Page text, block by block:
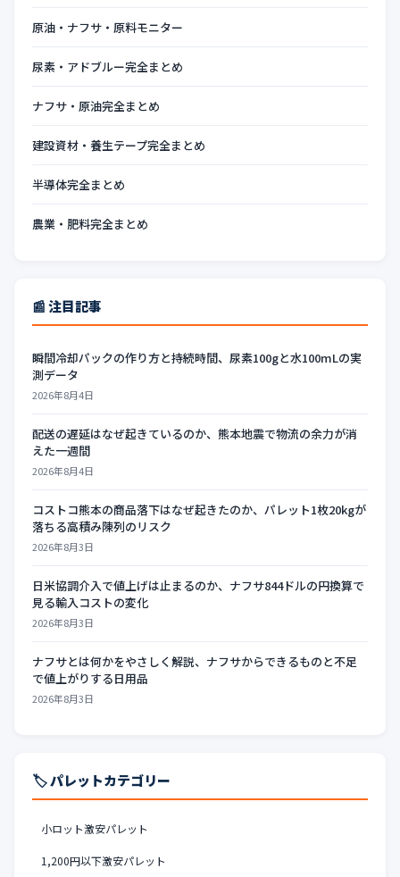
原油・ナフサ・原料モニター
尿素・アドブルー完全まとめ
ナフサ・原油完全まとめ
建設資材・養生テープ完全まとめ
半導体完全まとめ
農業・肥料完全まとめ
📰 注目記事
瞬間冷却パックの作り方と持続時間、尿素100gと水100mLの実
測データ
2026年8月4日
配送の遅延はなぜ起きているのか、熊本地震で物流の余力が消
えた一週間
2026年8月4日
コストコ熊本の商品落下はなぜ起きたのか、パレット1枚20kgが
落ちる高積み陳列のリスク
2026年8月3日
日米協調介入で値上げは止まるのか、ナフサ844ドルの円換算で
見る輸入コストの変化
2026年8月3日
ナフサとは何かをやさしく解説、ナフサからできるものと不足
で値上がりする日用品
2026年8月3日
🏷️ パレットカテゴリー
小ロット激安パレット
1,200円以下激安パレット